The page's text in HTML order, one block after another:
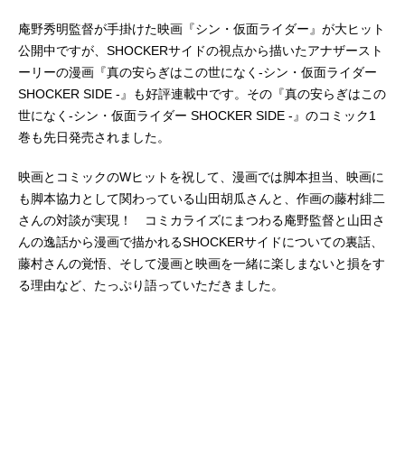
庵野秀明監督が手掛けた映画『シン・仮面ライダー』が大ヒット
公開中ですが、SHOCKERサイドの視点から描いたアナザースト
ーリーの漫画『真の安らぎはこの世になく-シン・仮面ライダー
SHOCKER SIDE -』も好評連載中です。その『真の安らぎはこの
世になく-シン・仮面ライダー SHOCKER SIDE -』のコミック1
巻も先日発売されました。
映画とコミックのWヒットを祝して、漫画では脚本担当、映画に
も脚本協力として関わっている山田胡瓜さんと、作画の藤村緋二
さんの対談が実現！ コミカライズにまつわる庵野監督と山田さ
んの逸話から漫画で描かれるSHOCKERサイドについての裏話、
藤村さんの覚悟、そして漫画と映画を一緒に楽しまないと損をす
る理由など、たっぷり語っていただきました。